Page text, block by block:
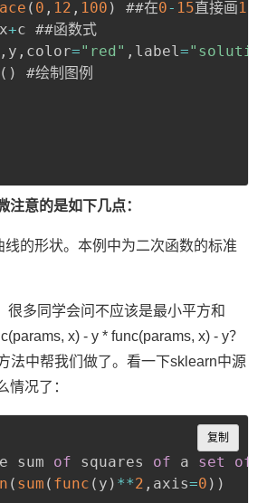
( 0 , 12 , 100 ) ##在0- 15直接画100
x+c ##函数式
, y , color="red" , label=
( )
#绘制图例
注意的是如下几点：
线的形状。本例中为二次函数的标准
很多同学会问不应该是最小平方和
x) - y * func(params, x) - y？
法中帮我们做了。看一下sklearn中源
情况了：
sum of squares of a set of
( sum ( func ( y ) **2 , axis=0 ) )
复制
Copy